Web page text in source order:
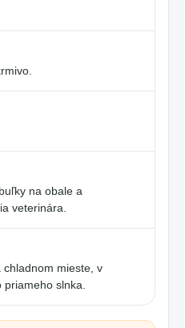
na obale a
veterinára.
chladnom mieste, v
priameho slnka.